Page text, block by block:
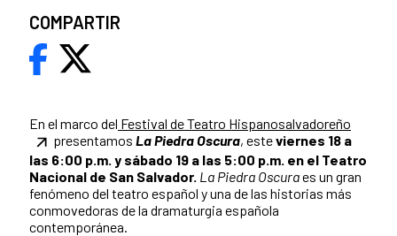
En el marco del Festival de Teatro Hispanosalvadoreño
presentamos La Piedra Oscura, esteviernes 18 a
las 6:00 p.m. y sábado 19 a las 5:00 p.m. en el Teatro
Nacional de San Salvador. La Piedra Oscuraes un gran
fenómeno del teatro español y una de las historias más
conmovedoras de la dramaturgia española
contemporánea.
COMPARTIR